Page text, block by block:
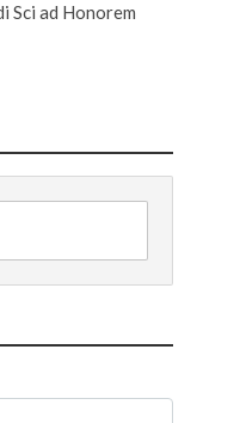
Sci ad Honorem